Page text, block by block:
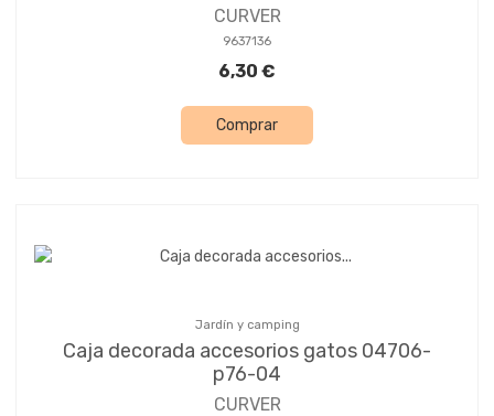
CURVER
9637136
6,30 €
Comprar
Jardín y camping
Caja decorada accesorios gatos 04706-
p76-04
CURVER